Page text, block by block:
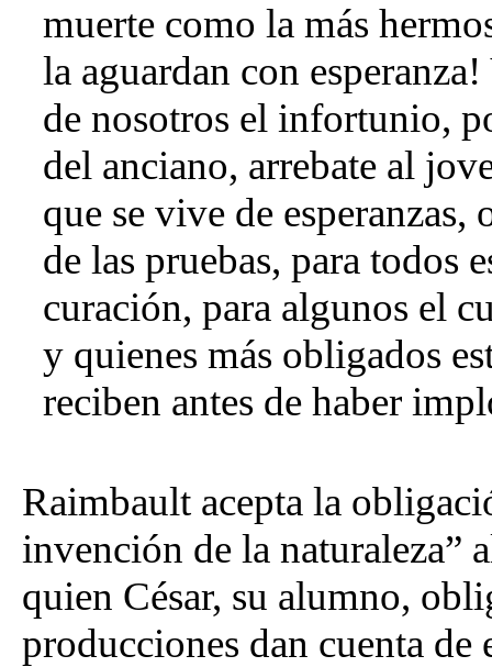
muerte como la más
la aguardan con
de nosotros el infortunio,
del anciano, arrebate al
que se vive de
de las pruebas, para todos
curación, para algunos el
y quienes más obligados
reciben antes de haber
Raimbault acepta la
invención de la naturaleza”
quien César, su alumno,
producciones dan cuenta de